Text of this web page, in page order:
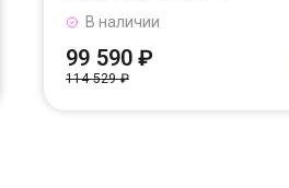
В наличии
99 590 ₽
114 529 ₽